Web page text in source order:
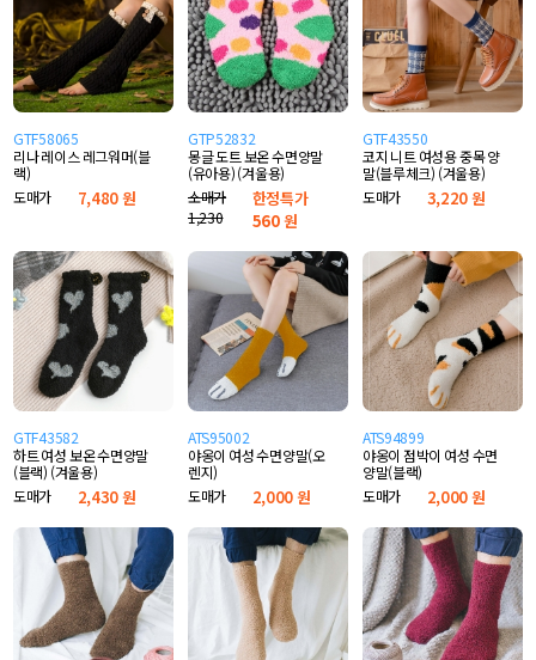
GTF58065
리나 레이스 레그워머(블
랙)
도매가
7,480 원
GTP52832
몽글 도트 보온 수면양말
(유아용) (겨울용)
소매가
1,230
한정특가
560원
GTF43550
코지 니트 여성용 중목 양
말(블루체크) (겨울용)
도매가
3,220 원
GTF43582
하트 여성 보온 수면양말
(블랙) (겨울용)
도매가
2,430 원
ATS95002
야옹이 여성 수면양말(오
렌지)
도매가
2,000 원
ATS94899
야옹이 점박이 여성 수면
양말(블랙)
도매가
2,000 원